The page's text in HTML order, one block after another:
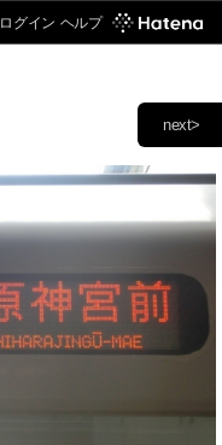
ログイン ヘルプ
next>